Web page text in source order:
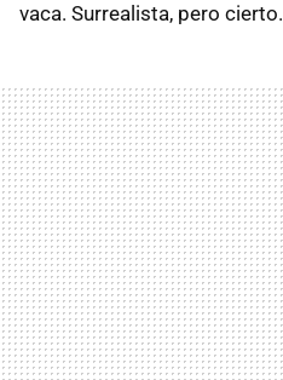
vaca. Surrealista, pero cierto.